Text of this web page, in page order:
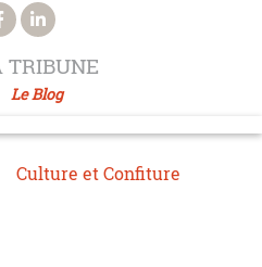
TRIBUNE
Le Blog
Culture et Confiture